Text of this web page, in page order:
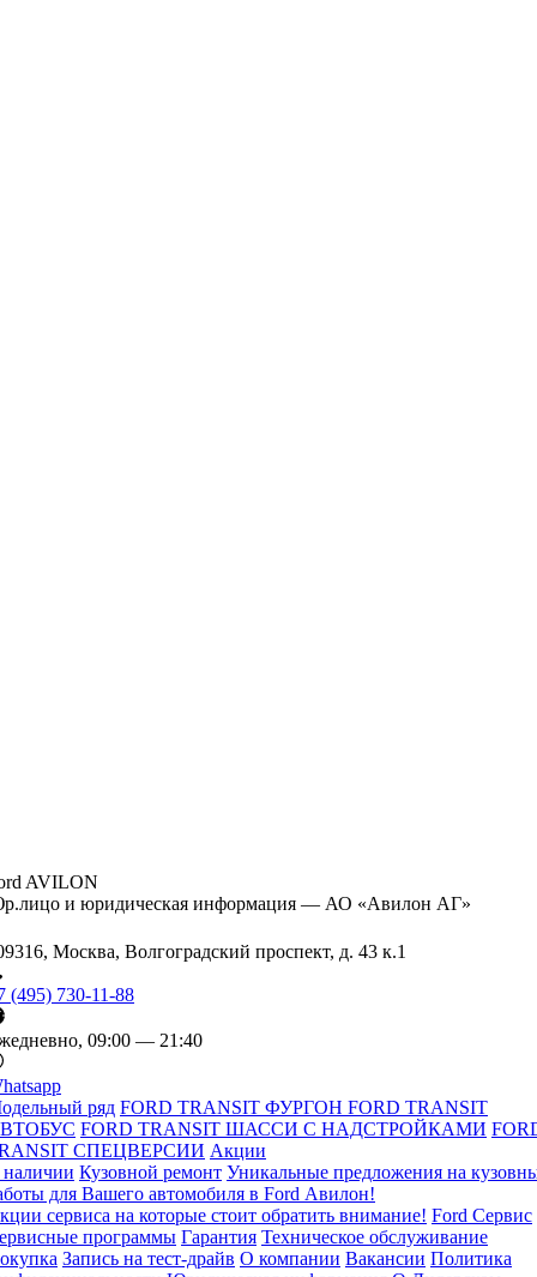
AVILON
и юридическая информация — АО «Авилон АГ»
Москва, Волгоградский проспект, д. 43 к.1
(495) 730-11-88
09:00 — 21:40
ряд FORD TRANSIT ФУРГОН FORD TRANSIT
FORD TRANSIT ШАССИ С НАДСТРОЙКАМИ
СПЕЦВЕРСИИ Акции
Кузовной ремонт Уникальные предложения на
для Вашего автомобиля в Ford Авилон!
сервиса на которые стоит обратить внимание! Ford Сервис
программы Гарантия Техническое обслуживание
Запись на тест-драйв О компании Вакансии Политика